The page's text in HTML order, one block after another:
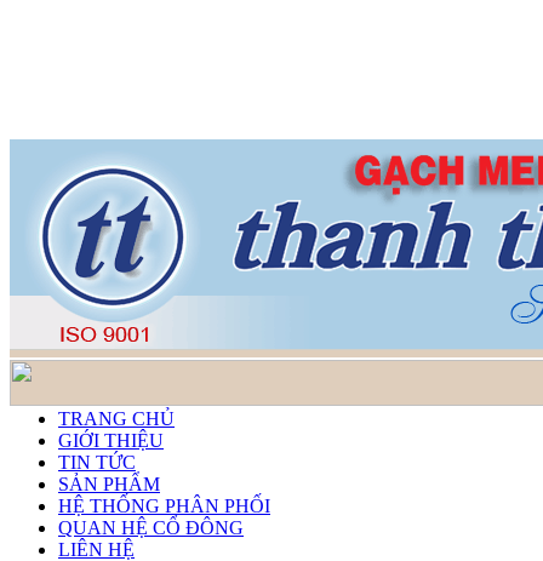
TRANG CHỦ
GIỚI THIỆU
TIN TỨC
SẢN PHẨM
HỆ THỐNG PHÂN PHỐI
QUAN HỆ CỔ ĐÔNG
LIÊN HỆ